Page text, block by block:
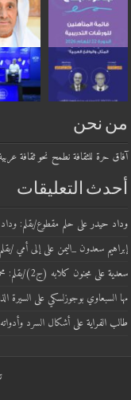
نحن
للثقافة نطمح نحو ثقافة عربية شاملة
التعليقات
علىحلم مقطوع/بقلم: وداد
سعدون _اليمنعلىإلى أمي /
علىمجنون كلابه (ج2)/بقلم: محمد محمود الشويع
بوجوزلسكيعلىالسيرة
علىأشكال السرد وأدواته
تطوير
2026 \